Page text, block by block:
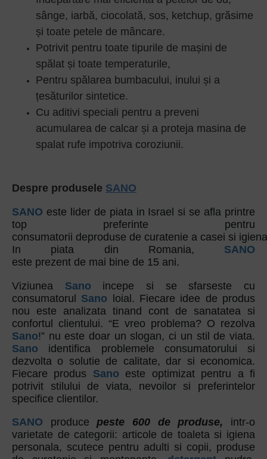
sânge, iarbă, ciocolată, sos, ketchup, grăsime
și toate petele de mâncare.
Potrivit pentru toate tipurile de mașini de
spălat și toate temperaturile,
Pentru spălarea bumbacului, inului și a
țesăturilor sintetice.
Cu aditivi speciali pentru a preveni
acumularea de calcar și a proteja masina de
spalat rufe impotriva coroziunii.
Despre produsele SANO
SANO este lider de piata in Israel si se afla printre
top preferinte pentru
consumatorii deproduse de curatenie a casei si
In piata din Romania, SANO
este prezent de mai bine de 15 ani.
Viziunea Sano incepe si se sfarseste cu
consumatorul Sano loial. Fiecare idee de produs
nou este analizata tinand cont de sanatatea si
confortul clientului. “E vreo problema? O rezolva
Sano!” nu este doar un slogan, ci un stil de viata.
Sano identifica problemele consumatorului si
dezvolta o solutie de calitate, dar si economica.
Fiecare produs Sano este optimizat pentru a fi
potrivit stilului de viata, nevoilor si preferintelor
specifice clientilor.
SANO producepeste 600 de produse, intr-o
varietate de categorii: articole de toaleta si igiena
personala, scutece pentru adulti si copii, produse